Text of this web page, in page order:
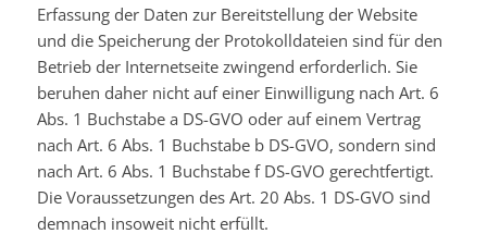
Erfassung der Daten zur Bereitstellung der Website
und die Speicherung der Protokolldateien sind für den
Betrieb der Internetseite zwingend erforderlich. Sie
beruhen daher nicht auf einer Einwilligung nach Art. 6
Abs. 1 Buchstabe a DS-GVO oder auf einem Vertrag
nach Art. 6 Abs. 1 Buchstabe b DS-GVO, sondern sind
nach Art. 6 Abs. 1 Buchstabe f DS-GVO gerechtfertigt.
Die Voraussetzungen des Art. 20 Abs. 1 DS-GVO sind
demnach insoweit nicht erfüllt.